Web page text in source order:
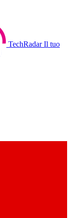
TechRadar Il tuo